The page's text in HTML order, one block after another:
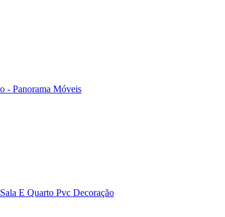
- Panorama Móveis
E Quarto Pvc Decoração